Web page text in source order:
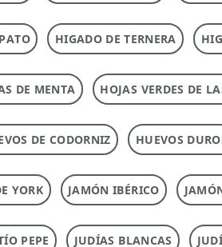
HIGADO DE TERNERA
DE MENTA HOJAS VERDES DE
DE CODORNIZ HUEVOS
YORK JAMÓN IBÉRICO
PEPE JUDÍAS BLANCAS